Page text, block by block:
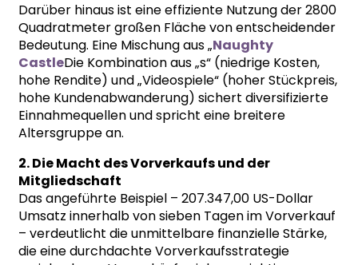
Darüber hinaus ist eine effiziente Nutzung der 2800
Quadratmeter großen Fläche von entscheidender
Bedeutung. Eine Mischung aus „Naughty
CastleDie Kombination aus „s“ (niedrige Kosten,
hohe Rendite) und „Videospiele“ (hoher Stückpreis,
hohe Kundenabwanderung) sichert diversifizierte
Einnahmequellen und spricht eine breitere
Altersgruppe an.
2. Die Macht des Vorverkaufs und der
Mitgliedschaft
Das angeführte Beispiel – 207.347,00 US-Dollar
Umsatz innerhalb von sieben Tagen im Vorverkauf
– verdeutlicht die unmittelbare finanzielle Stärke,
die eine durchdachte Vorverkaufsstrategie